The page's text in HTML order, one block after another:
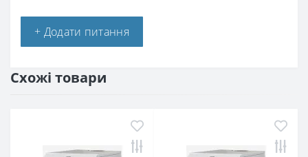
+ Додати питання
Схожі товари